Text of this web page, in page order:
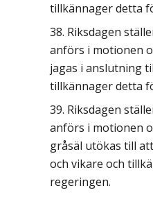
tillkännager detta
Riksdagen
anförs i motionen
jagas i anslutning
tillkännager detta
Riksdagen
anförs i motionen
gråsäl utökas till
och vikare och
regeringen.